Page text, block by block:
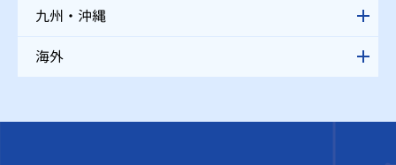
九州・沖縄
海外